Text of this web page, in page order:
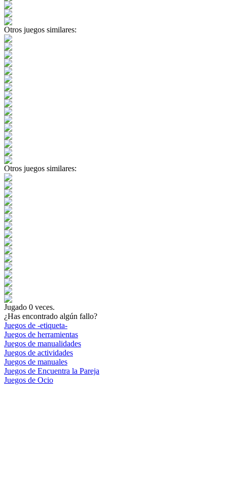
Otros juegos similares:
Otros juegos similares:
Jugado 0 veces.
¿Has encontrado algún fallo?
Juegos de -etiqueta-
Juegos de herramientas
Juegos de manualidades
Juegos de actividades
Juegos de manuales
Juegos de Encuentra la Pareja
Juegos de Ocio